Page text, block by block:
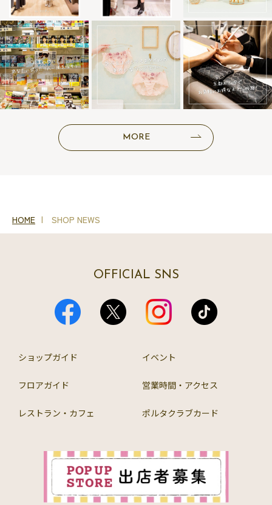
MORE
HOME SHOP NEWS
OFFICIAL SNS
ショップガイド イベント
フロアガイド 営業時間・アクセス
レストラン・カフェ ポルタクラブカード